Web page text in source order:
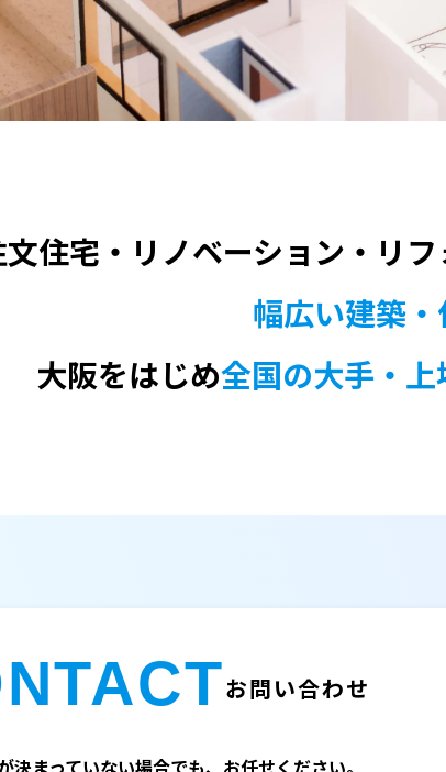
文住宅・リノベーション・リ
幅広い建築
大阪をはじめ全国の大手・
お問い合わせ
決まっていない場合でも、お任せください。